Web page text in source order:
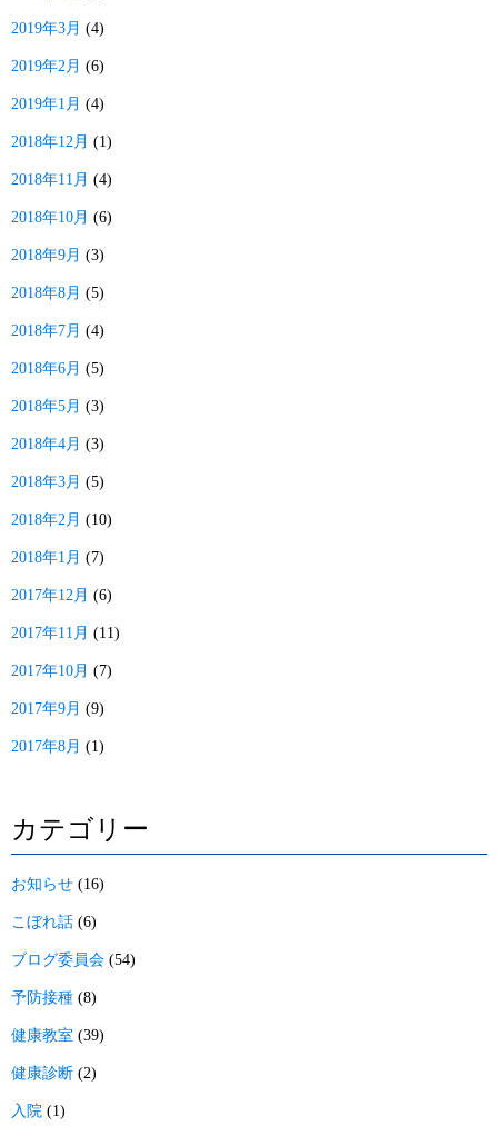
2019年3月 (4)
2019年2月 (6)
2019年1月 (4)
2018年12月 (1)
2018年11月 (4)
2018年10月 (6)
2018年9月 (3)
2018年8月 (5)
2018年7月 (4)
2018年6月 (5)
2018年5月 (3)
2018年4月 (3)
2018年3月 (5)
2018年2月 (10)
2018年1月 (7)
2017年12月 (6)
2017年11月 (11)
2017年10月 (7)
2017年9月 (9)
2017年8月 (1)
カテゴリー
お知らせ (16)
こぼれ話 (6)
ブログ委員会 (54)
予防接種 (8)
健康教室 (39)
健康診断 (2)
入院 (1)